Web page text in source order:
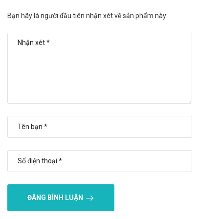
Số lần sử dụng trong ngày ít.
Hiệu quả nhanh hay chậm phụ thuộc vào cơ địa mỗi người.
Báo ngay cho bác sĩ các phản ứng phụ gặp phải để có biện
pháp xử trí kịp thời.
Tương tác có thể làm giảm hiệu quả của sản phẩm hoặc gia
các loại thuốc khác.
Bạn hãy là người đầu tiên nhận xét về sản phẩm này
ĐĂNG BÌNH LUẬN